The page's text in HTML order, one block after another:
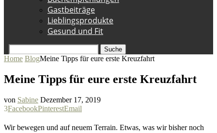
Gastbeiträge
Lieblingsprodukte
Gesund und Fit
Suche
Home BlogMeine Tipps für eure erste Kreuzfahrt
Meine Tipps für eure erste Kreuzfahrt
von Sabine Dezember 17, 2019
3FacebookPinterestEmail
Wir bewegen und auf neuem Terrain. Etwas, was wir bisher noch